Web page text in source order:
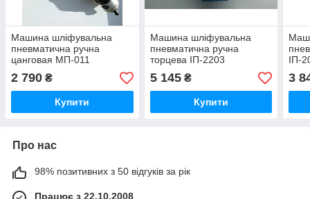
Машина шліфувальна
пневматична ручна
цанговая МП-011
2 790 ₴
Купити
Машина шліфувальна
пневматична ручна
торцева ІП-2203
5 145₴
Купити
ІП-
3
Про нас
98% позитивних з 50 відгуків за рік
Працює з 22.10.2008